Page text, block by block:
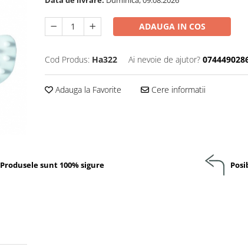
ADAUGA IN COS
Cod Produs: Ha322 Ai nevoie de ajutor?
Adauga la Favorite Cere informatii
Produsele sunt 100% sigure